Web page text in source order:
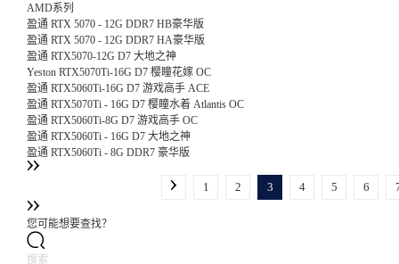
AMD系列
盈通 RTX 5070 - 12G DDR7 HB豪华版
盈通 RTX 5070 - 12G DDR7 HA豪华版
盈通 RTX5070-12G D7 大地之神
Yeston RTX5070Ti-16G D7 樱瞳花嫁 OC
盈通 RTX5060Ti-16G D7 游戏高手 ACE
盈通 RTX5070Ti - 16G D7 樱瞳水着 Atlantis OC
盈通 RTX5060Ti-8G D7 游戏高手 OC
盈通 RTX5060Ti - 16G D7 大地之神
盈通 RTX5060Ti - 8G DDR7 豪华版
1 2 3 4 5 6
您可能想要查找？